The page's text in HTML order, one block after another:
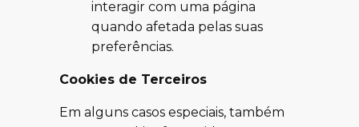
interagir com uma página
quando afetada pelas suas
preferências.
Cookies de Terceiros
Em alguns casos especiais, também